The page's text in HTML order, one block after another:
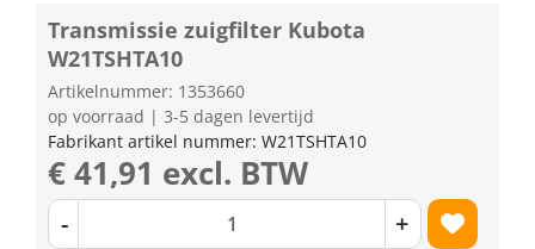
Transmissie zuigfilter Kubota
W21TSHTA10
Artikelnummer: 1353660
op voorraad | 3-5 dagen levertijd
Fabrikant artikel nummer: W21TSHTA10
€ 41,91 excl. BTW
- +